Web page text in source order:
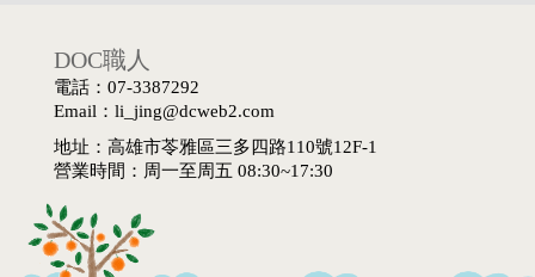
DOC職人
電話：07-3387292
Email：li_jing@dcweb2.com
地址：高雄市苓雅區三多四路110號12F-1
營業時間：周一至周五 08:30~17:30